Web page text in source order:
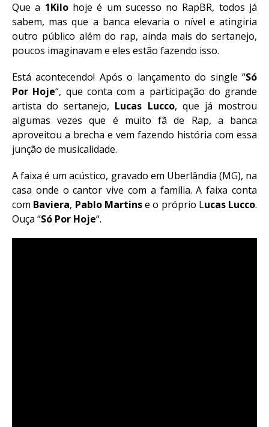
Que a 1Kilohoje é um sucesso no RapBR, todos já
sabem, mas que a banca elevaria o nível e atingiria
outro público além do rap, ainda mais do sertanejo,
poucos imaginavam e eles estão fazendo isso.
Está acontecendo! Após o lançamento do single “Só
Por Hoje“, que conta com a participação do grande
artista do sertanejo, Lucas Lucco, que já mostrou
algumas vezes que é muito fã de Rap, a banca
aproveitou a brecha e vem fazendo história com essa
junção de musicalidade.
A faixa é um acústico, gravado em Uberlândia (MG), na
casa onde o cantor vive com a família. A faixa conta
com Baviera, Pablo Martinse o próprio Lucas Lucco.
Ouça “Só Por Hoje“.